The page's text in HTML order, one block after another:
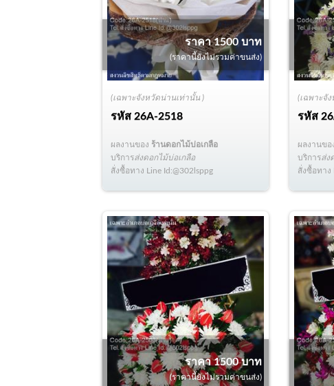
(เฉพาะจังหวัดน่านเท่านั้น )
รหัส 26A-2518
ราคา 1500 บาท
(ราคานี้ยังไม่รวมค่าขนส่ง)
ผลงานของ ร้านดอกไม้บ่อเกลือ
บริการส่งดอกไม้บ่อเกลือ
สั่งซื้อทาง Line Id:@302lsppg
(เฉพาะจั
รหัส
ผลงานขอ
บริการส่ง
สั่งซื้อทาง
ราคา 1500 บาท
(ราคานี้ยังไม่รวมค่าขนส่ง)